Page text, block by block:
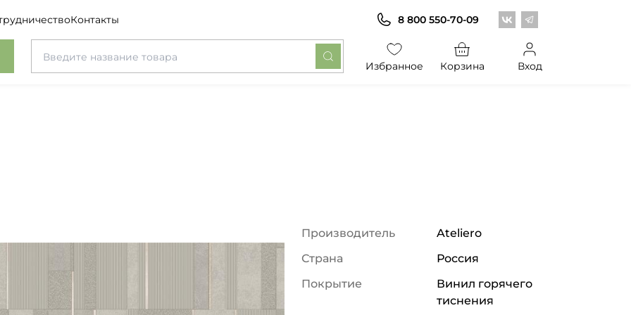
Контакты Центр обоев во
Центр обоев в
8 800 550-70-09
Избранное Корзина Вход
Производитель
Ateliero
Страна
Россия
Покрытие
Винил горячего
тиснения